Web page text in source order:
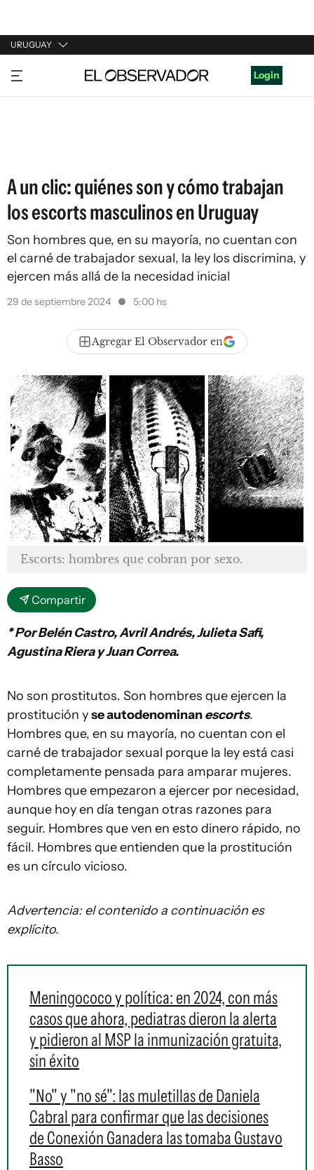
URUGUAY
URUGUAY
ARGENTINA
Login
A un clic: quiénes son y cómo trabajan
los escorts masculinos en Uruguay
Son hombres que, en su mayoría, no cuentan con
el carné de trabajador sexual, la ley los discrimina, y
ejercen más allá de la necesidad inicial
29 de septiembre 2024 5:00 hs
Agregar El Observador en
Escorts: hombres que cobran por sexo.
Compartir
* Por Belén Castro, Avril Andrés, Julieta Safi,
Agustina Riera y Juan Correa.
No son prostitutos. Son hombres que ejercen la
prostitución yse autodenominanescorts.
Hombres que, en su mayoría, no cuentan con el
carné de trabajador sexual porque la ley está casi
completamente pensada para amparar mujeres.
Hombres que empezaron a ejercer por necesidad,
aunque hoy en día tengan otras razones para
seguir. Hombres que ven en esto dinero rápido, no
fácil. Hombres que entienden que la prostitución
es un círculo vicioso.
Advertencia: el contenido a continuación es
explícito.
Meningococo y política: en 2024, con más
casos que ahora, pediatras dieron la alerta
y pidieron al MSP la inmunización gratuita,
sin éxito
"No" y "no sé": las muletillas de Daniela
Cabral para confirmar que las decisiones
de Conexión Ganadera las tomaba Gustavo
Basso